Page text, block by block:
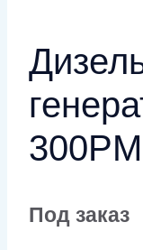
Под заказ